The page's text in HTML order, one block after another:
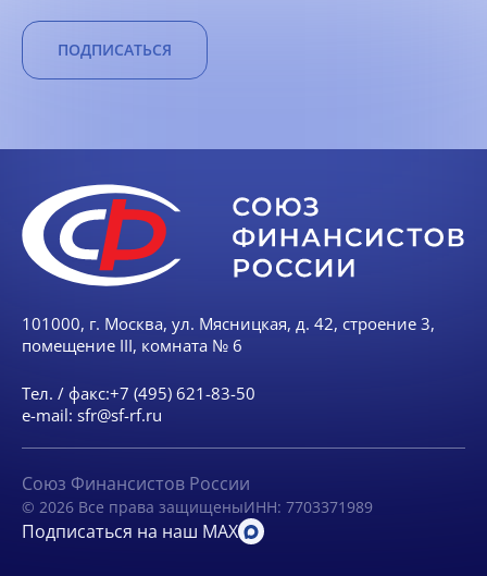
ПОДПИСАТЬСЯ
101000, г. Москва, ул. Мясницкая, д. 42, строение 3,
помещение III, комната № 6
Тел. / факс:+7 (495) 621-83-50
e-mail: sfr@sf-rf.ru
Союз Финансистов России
© 2026 Все права защищеныИНН: 7703371989
Подписаться на наш MAX